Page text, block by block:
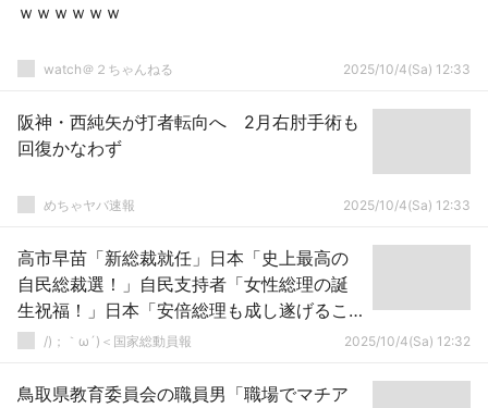
ｗｗｗｗｗｗ
watch＠２ちゃんねる 2025/10/4(Sa) 12:33
阪神・西純矢が打者転向へ 2月右肘手術も
回復かなわず
めちゃヤバ速報 2025/10/4(Sa) 12:33
高市早苗「新総裁就任」日本「史上最高の
自民総裁選！」自民支持者「女性総理の誕
生祝福！」日本「安倍総理も成し遂げるこ
と出来なかった偉業達成(公明連立解消」→
/)；｀ω´)＜国家総動員報 2025/10/4(Sa) 12:32
鳥取県教育委員会の職員男「職場でマチア